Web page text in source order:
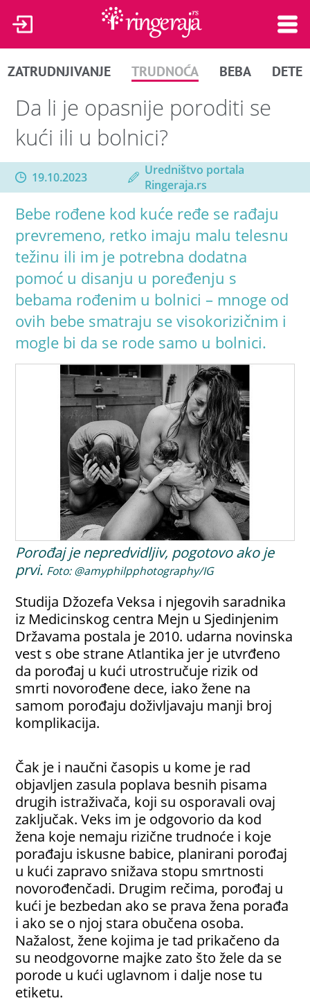
ZATRUDNJIVANJE TRUDNOĆA BEBA DETE
Da li je opasnije poroditi se
kući ili u bolnici?
19.10.2023
Uredništvo portala
Ringeraja.rs
Bebe rođene kod kuće ređe se rađaju
prevremeno, retko imaju malu telesnu
težinu ili im je potrebna dodatna
pomoć u disanju u poređenju s
bebama rođenim u bolnici – mnoge od
ovih bebe smatraju se visokorizičnim i
mogle bi da se rode samo u bolnici.
Porođaj je nepredvidljiv, pogotovo ako je
prvi. Foto: @amyphilpphotography/IG
Studija Džozefa Veksa i njegovih saradnika
iz Medicinskog centra Mejn u Sjedinjenim
Državama postala je 2010. udarna novinska
vest s obe strane Atlantika jer je utvrđeno
da porođaj u kući utrostručuje rizik od
smrti novorođene dece, iako žene na
samom porođaju doživljavaju manji broj
komplikacija.
Čak je i naučni časopis u kome je rad
objavljen zasula poplava besnih pisama
drugih istraživača, koji su osporavali ovaj
zaključak. Veks im je odgovorio da kod
žena koje nemaju rizične trudnoće i koje
porađaju iskusne babice, planirani porođaj
u kući zapravo snižava stopu smrtnosti
novorođenčadi. Drugim rečima, porođaj u
kući je bezbedan ako se prava žena porađa
i ako se o njoj stara obučena osoba.
Nažalost, žene kojima je tad prikačeno da
su neodgovorne majke zato što žele da se
porode u kući uglavnom i dalje nose tu
etiketu.